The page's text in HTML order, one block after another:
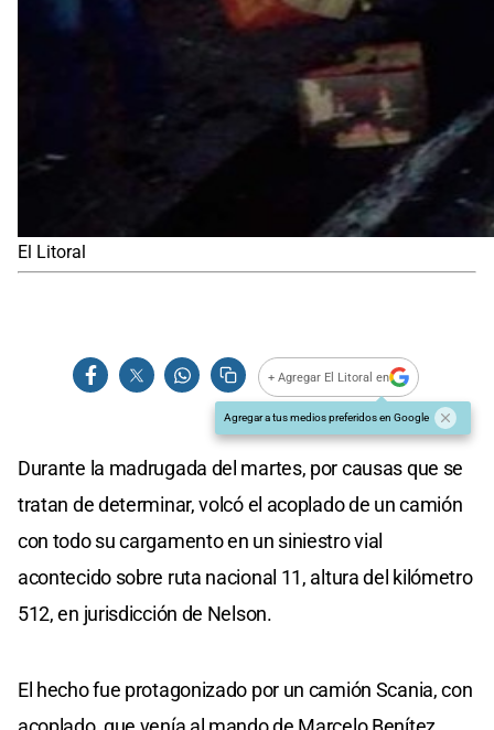
El Litoral
+ Agregar El Litoral en
Agregar a tus medios preferidos en Google
Durante la madrugada del martes, por causas que se
tratan de determinar, volcó el acoplado de un camión
con todo su cargamento en un siniestro vial
acontecido sobre ruta nacional 11, altura del kilómetro
512, en jurisdicción de Nelson.
El hecho fue protagonizado por un camión Scania, con